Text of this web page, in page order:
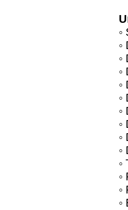
◦
◦
◦
◦
◦
◦
◦
◦
◦
◦
◦
◦
◦
◦